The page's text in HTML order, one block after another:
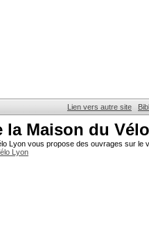
Lien vers autre site
la Maison du
Lyon vous propose des ouvrages sur
Lyon